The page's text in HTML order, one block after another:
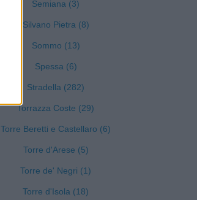
Semiana (3)
Silvano Pietra (8)
Sommo (13)
Spessa (6)
Stradella (282)
Torrazza Coste (29)
Torre Beretti e Castellaro (6)
Torre d'Arese (5)
Torre de' Negri (1)
Torre d'Isola (18)